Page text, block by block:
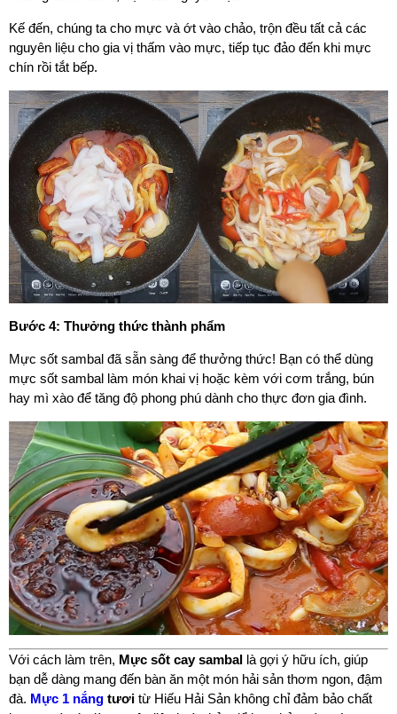
Kế đến, chúng ta cho mực và ớt vào chảo, trộn đều tất cả các
nguyên liệu cho gia vị thấm vào mực, tiếp tục đảo đến khi mực
chín rồi tắt bếp.
Bước 4: Thưởng thức thành phẩm
Mực sốt sambal đã sẵn sàng để thưởng thức! Bạn có thể dùng
mực sốt sambal làm món khai vị hoặc kèm với cơm trắng, bún
hay mì xào để tăng độ phong phú dành cho thực đơn gia đình.
Với cách làm trên, Mực sốt cay sambal là gợi ý hữu ích, giúp
bạn dễ dàng mang đến bàn ăn một món hải sản thơm ngon, đậm
đà. Mực 1 nắng tươi từ Hiếu Hải Sản không chỉ đảm bảo chất